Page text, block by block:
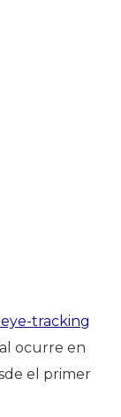
tracking
ocurre en
el primer